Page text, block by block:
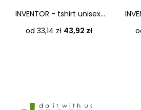
INVENTOR - tshirt unisex...
od 33,14 zł Cena
43,92 zł